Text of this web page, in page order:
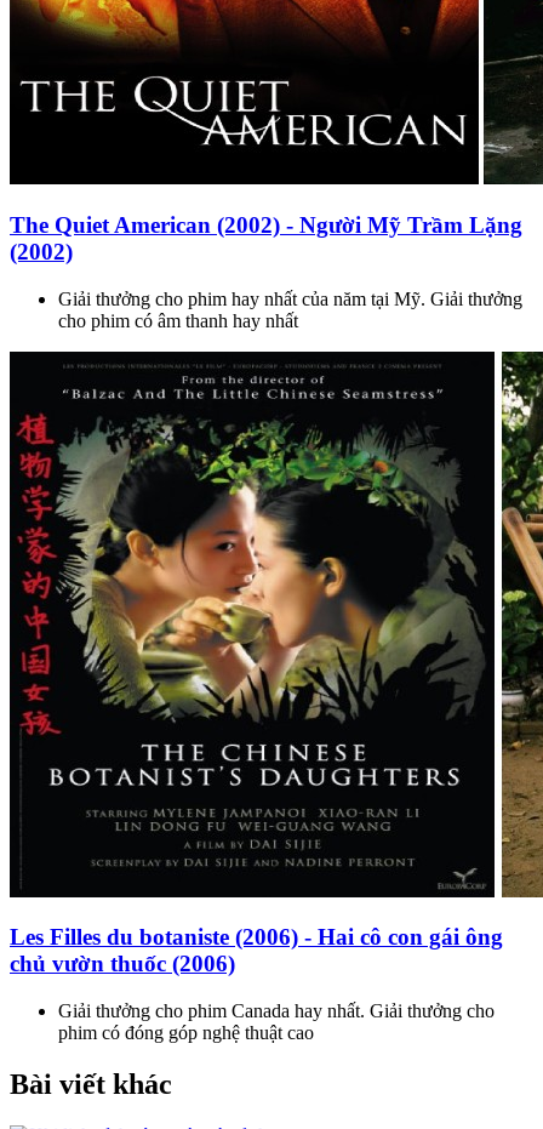
The Quiet American (2002) - Người Mỹ Trầm Lặng
(2002)
Giải thưởng cho phim hay nhất của năm tại Mỹ. Giải thưởng
cho phim có âm thanh hay nhất
Les Filles du botaniste (2006) - Hai cô con gái ông
chủ vườn thuốc (2006)
Giải thưởng cho phim Canada hay nhất. Giải thưởng cho
phim có đóng góp nghệ thuật cao
Bài viết khác